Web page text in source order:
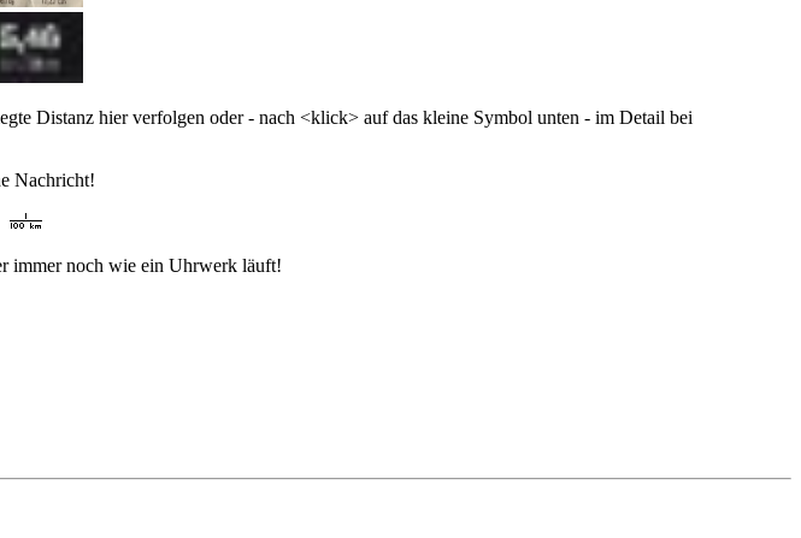
Distanz hier verfolgen oder - nach <klick> auf das kleine Symbol unten - im Detail bei
Nachricht!
immer noch wie ein Uhrwerk läuft!